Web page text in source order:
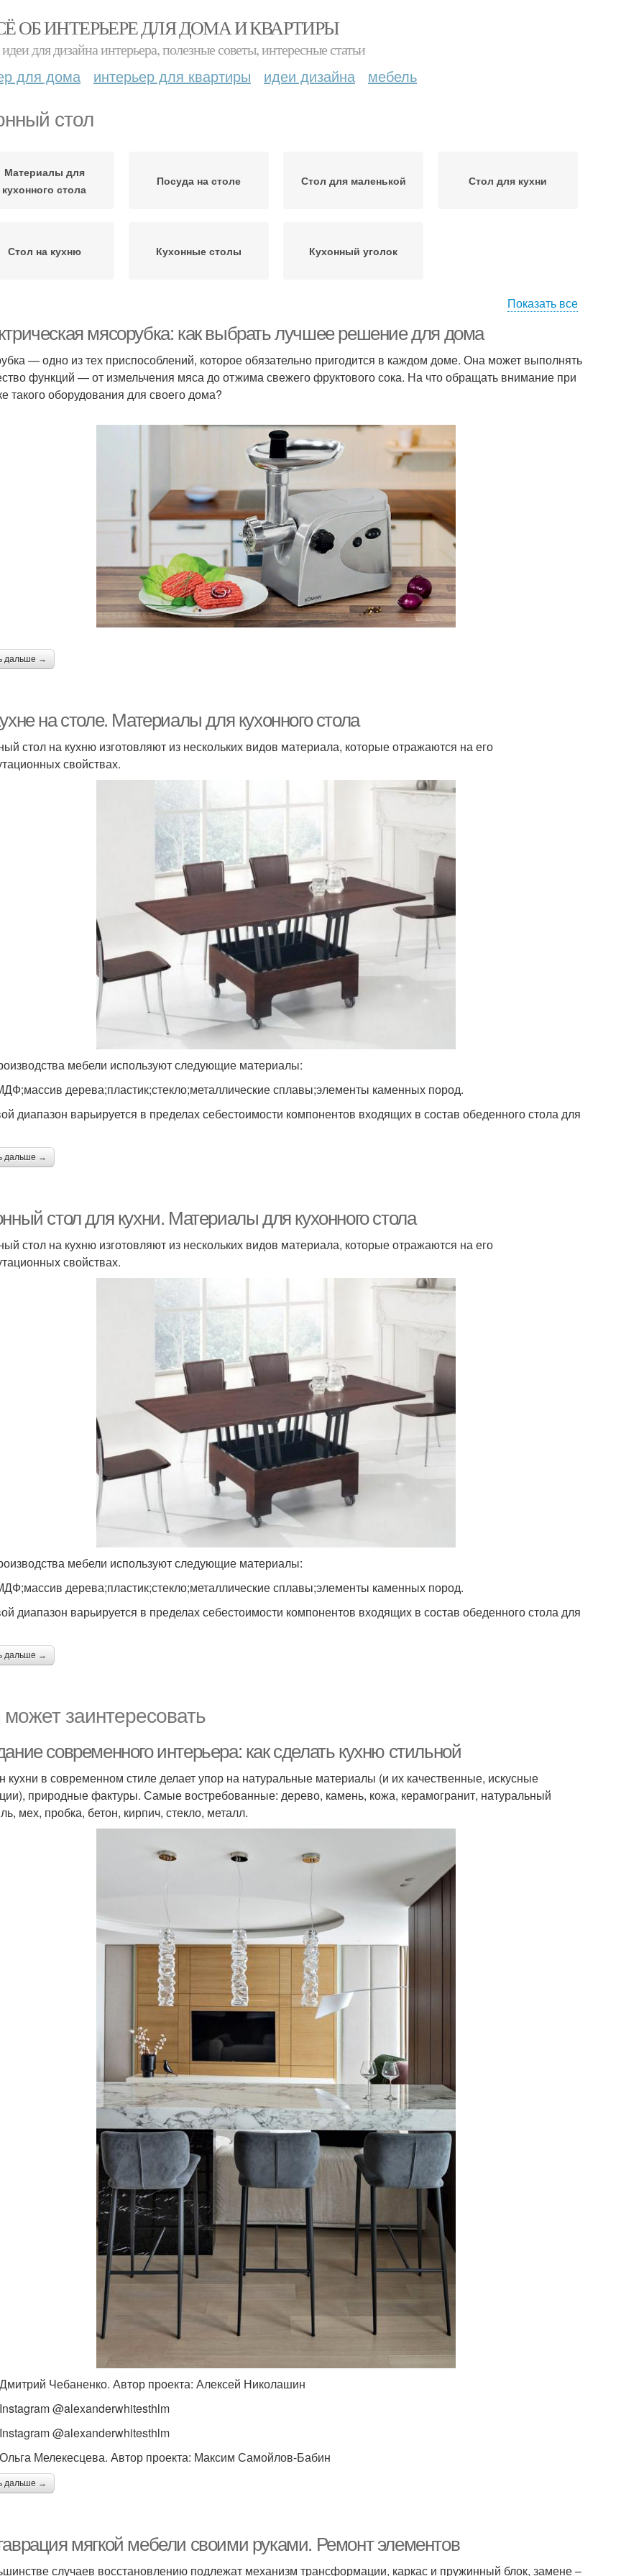
ОБ ИНТЕРЬЕРЕ ДЛЯ ДОМА И КВАРТИРЫ
для дизайна интерьера, полезные советы, интересные статьи
для дома интерьер для квартиры идеи дизайна мебель
стол
Материалы для
кухонного стола
Посуда на столе Стол для маленькой Стол для кухни
Стол на кухню Кухонные столы Кухонный уголок
Показать все
мясорубка: как выбрать лучшее решение для дома
— одно из тех приспособлений, которое обязательно пригодится в каждом доме. Она может выполнять
функций — от измельчения мяса до отжима свежего фруктового сока. На что обращать внимание при
такого оборудования для своего дома?
дальше →
на столе. Материалы для кухонного стола
стол на кухню изготовляют из нескольких видов материала, которые отражаются на его
свойствах.
мебели используют следующие материалы:
дерева;пластик;стекло;металлические сплавы;элементы каменных пород.
диапазон варьируется в пределах себестоимости компонентов входящих в состав обеденного стола для
дальше →
стол для кухни. Материалы для кухонного стола
стол на кухню изготовляют из нескольких видов материала, которые отражаются на его
свойствах.
мебели используют следующие материалы:
дерева;пластик;стекло;металлические сплавы;элементы каменных пород.
диапазон варьируется в пределах себестоимости компонентов входящих в состав обеденного стола для
дальше →
заинтересовать
современного интерьера: как сделать кухню стильной
кухни в современном стиле делает упор на натуральные материалы (и их качественные, искусные
природные фактуры. Самые востребованные: дерево, камень, кожа, керамогранит, натуральный
мех, пробка, бетон, кирпич, стекло, металл.
Чебаненко. Автор проекта: Алексей Николашин
@alexanderwhitesthlm
@alexanderwhitesthlm
Мелекесцева. Автор проекта: Максим Самойлов-Бабин
дальше →
мягкой мебели своими руками. Ремонт элементов
случаев восстановлению подлежат механизм трансформации, каркас и пружинный блок, замене –